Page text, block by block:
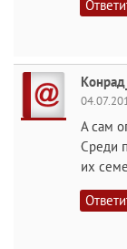
А сам
Среди
их